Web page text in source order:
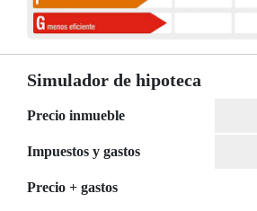
Simulador de hipoteca
Precio inmueble
Impuestos y gastos
Precio + gastos